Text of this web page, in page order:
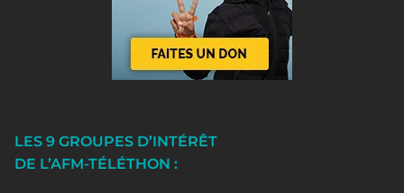
LES 9 GROUPES D’INTÉRÊT
DE L’AFM-TÉLÉTHON :